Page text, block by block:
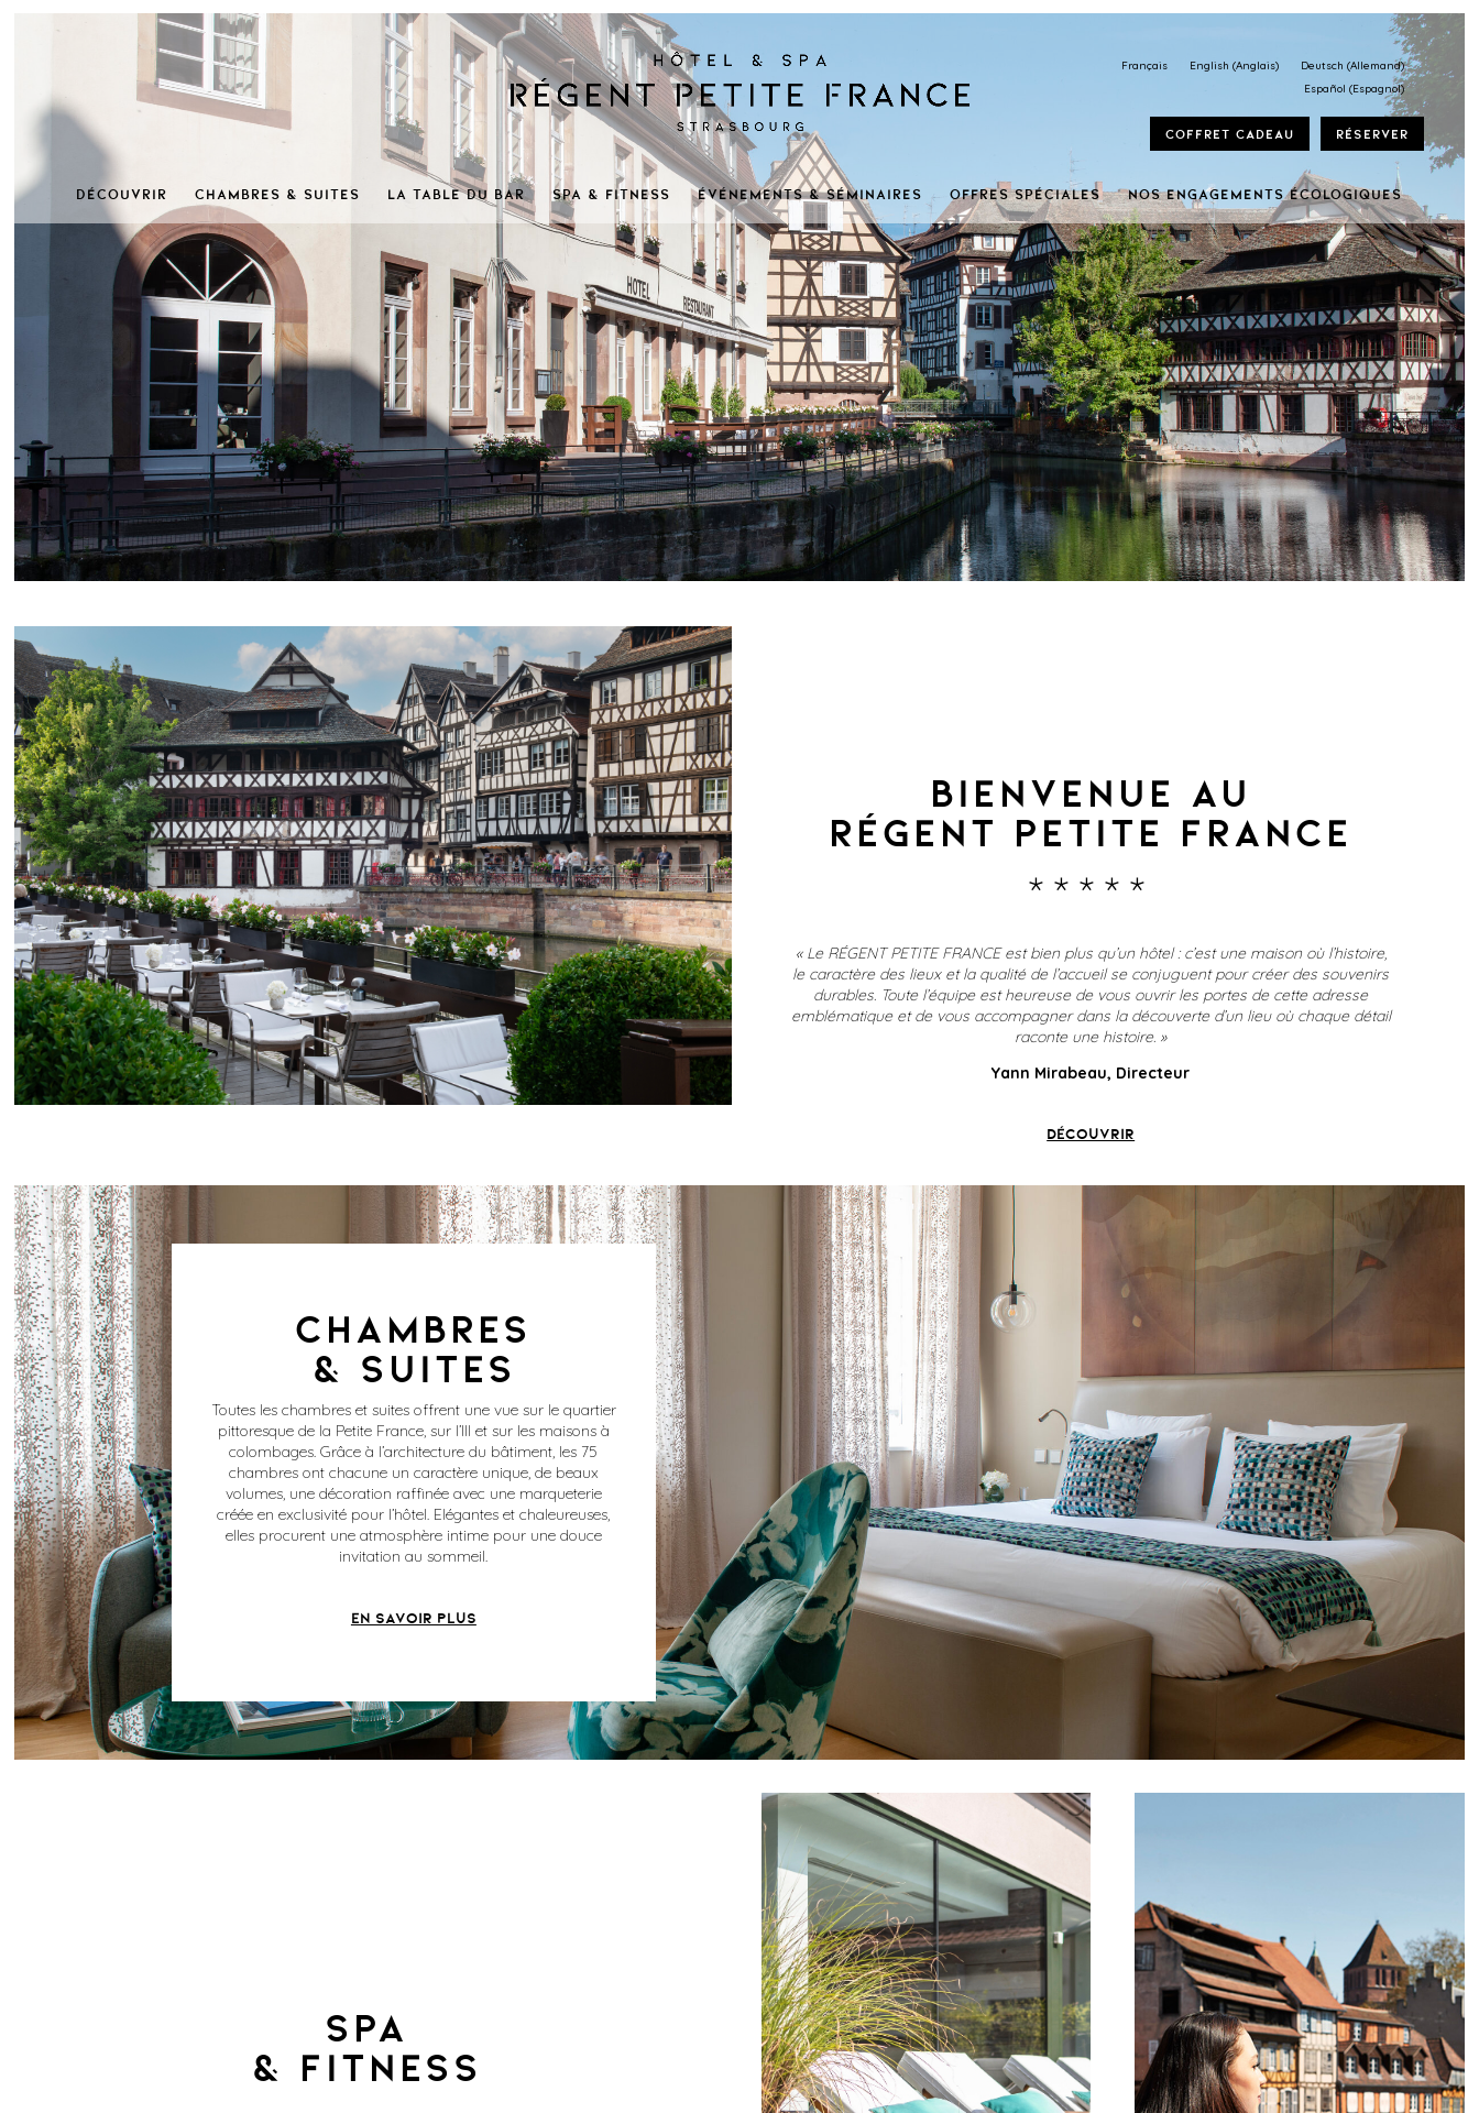
DÉCOUVRIR CHAMBRES & SUITES LA TABLE DU BAR SPA & FITNESS ÉVÉNEMENTS & SÉMINAIRES OFFRES SPÉCIALES Nos engagements écologiques
BIENVENUE AU
RÉGENT PETITE FRANCE
*****
« Le RÉGENT PETITE FRANCE est bien plus qu’un hôtel : c’est une maison où l’histoire,
le caractère des lieux et la qualité de l’accueil se conjuguent pour créer des souvenirs
durables. Toute l’équipe est heureuse de vous ouvrir les portes de cette adresse
emblématique et de vous accompagner dans la découverte d’un lieu où chaque détail
raconte une histoire. »
Yann Mirabeau, Directeur
DÉCOUVRIR
CHAMBRES
& SUITES
Toutes les chambres et suites offrent une vue sur le quartier
pittoresque de la Petite France, sur l’Ill et sur les maisons à
colombages. Grâce à l’architecture du bâtiment, les 75
chambres ont chacune un caractère unique, de beaux
volumes, une décoration raffinée avec une marqueterie
créée en exclusivité pour l’hôtel. Elégantes et chaleureuses,
elles procurent une atmosphère intime pour une douce
invitation au sommeil.
EN SAVOIR PLUS
SPA
& FITNESS
Français English (Anglais) Deutsch (Allemand)
Español (Espagnol)
Coffret cadeau Réserver